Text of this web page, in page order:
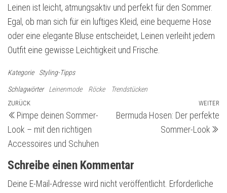
Leinen ist leicht, atmungsaktiv und perfekt für den Sommer.
Egal, ob man sich für ein luftiges Kleid, eine bequeme Hose
oder eine elegante Bluse entscheidet, Leinen verleiht jedem
Outfit eine gewisse Leichtigkeit und Frische.
Kategorie Styling-Tipps
Schlagwörter Leinenmode Röcke Trendstücken
Beitragsnavigation
Vorheriger
Beitrag
ZURÜCK
Pimpe deinen Sommer-
Look – mit den richtigen
Accessoires und Schuhen
WEITER
Bermuda Hosen: Der perfekte
Sommer-Look
Schreibe einen Kommentar
Deine E-Mail-Adresse wird nicht veröffentlicht. Erforderliche